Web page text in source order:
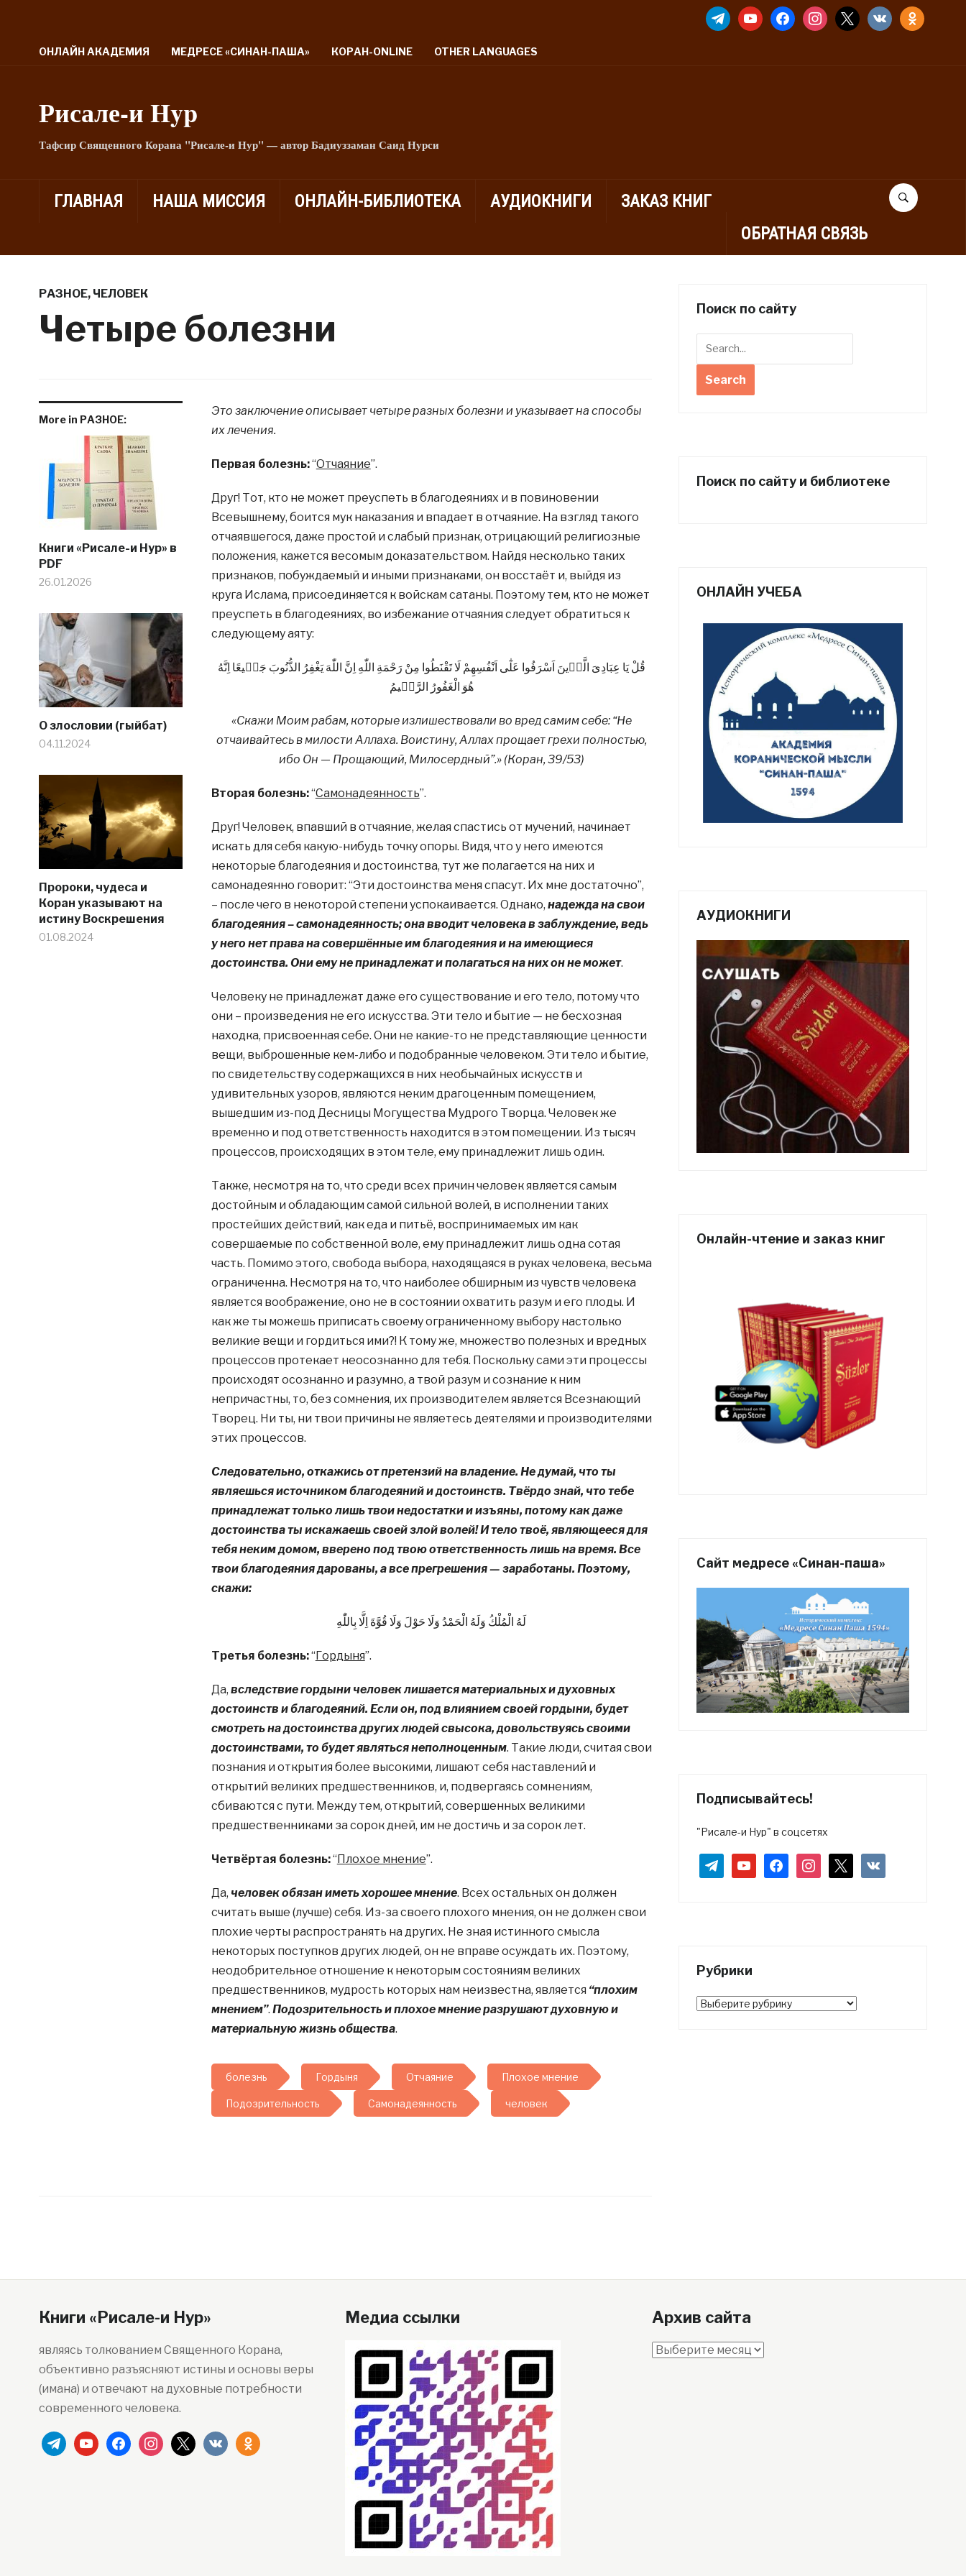
TELEGRAMYOUTUBEFACEBOOKINSTAGRAM
X VKONTAKTE
ОНЛАЙН АКАДЕМИЯ МЕДРЕСЕ «СИНАН-ПАША» КОРАН-ONLINE OTHER LANGUAGES
Рисале-и Hyp
Тафсир Священного Корана "Рисале-и Нур" — автор Бадиуззаман Саид Нурси
ГЛАВНАЯ НАША МИССИЯ ОНЛАЙН-БИБЛИОТЕКА АУДИОКНИГИ
ЗАКАЗ КНИГ
ОБРАТНАЯ СВЯЗЬ
РАЗНОЕ, ЧЕЛОВЕК
Четыре болезни
More in РАЗНОЕ:
Книги «Рисале-и Нур» в
PDF
26.01.2026
О злословии (гыйбат)
04.11.2024
Пророки, чудеса и
Коран указывают на
истину Воскрешения
01.08.2024
Это заключение описывает четыре разных болезни и указывает на способы
их лечения.
Первая болезнь:“Отчаяние”.
Друг! Тот, кто не может преуспеть в благодеяниях и в повиновении
Всевышнему, боится мук наказания и впадает в отчаяние. На взгляд такого
отчаявшегося, даже простой и слабый признак, отрицающий религиозные
положения, кажется весомым доказательством. Найдя несколько таких
признаков, побуждаемый и иными признаками, он восстаёт и, выйдя из
круга Ислама, присоединяется к войскам сатаны. Поэтому тем, кто не может
преуспеть в благодеяниях, во избежание отчаяния следует обратиться к
следующему аяту:
قُلْ يَا عِبَادِىَ الَّذٖينَ اَسْرَفُوا عَلٰٓى اَنْفُسِهِمْ لَا تَقْنَطُوا مِنْ رَحْمَةِ اللّٰهِ اِنَّ اللّٰهَ يَغْفِرُ الذُّنُوبَ جَمٖيعًا اِنَّهُ
هُوَ الْغَفُورُ الرَّحٖيمُ
«Скажи Моим рабам, которые излишествовали во вред самим себе: “Не
отчаивайтесь в милости Аллаха. Воистину, Аллах прощает грехи полностью,
ибо Он — Прощающий, Милосердный”.» (Коран, 39/53)
Вторая болезнь:“Самонадеянность”.
Друг! Человек, впавший в отчаяние, желая спастись от мучений, начинает
искать для себя какую-нибудь точку опоры. Видя, что у него имеются
некоторые благодеяния и достоинства, тут же полагается на них и
самонадеянно говорит: “Эти достоинства меня спасут. Их мне достаточно”,
– после чего в некоторой степени успокаивается. Однако, надежда на свои
благодеяния – самонадеянность; она вводит человека в заблуждение, ведь
у него нет права на совершённые им благодеяния и на имеющиеся
достоинства. Они ему не принадлежат и полагаться на них он не может.
Человеку не принадлежат даже его существование и его тело, потому что
они – произведения не его искусства. Эти тело и бытие — не бесхозная
находка, присвоенная себе. Они не какие-то не представляющие ценности
вещи, выброшенные кем-либо и подобранные человеком. Эти тело и бытие,
по свидетельству содержащихся в них необычайных искусств и
удивительных узоров, являются неким драгоценным помещением,
вышедшим из-под Десницы Могущества Мудрого Творца. Человек же
временно и под ответственность находится в этом помещении. Из тысяч
процессов, происходящих в этом теле, ему принадлежит лишь один.
Также, несмотря на то, что среди всех причин человек является самым
достойным и обладающим самой сильной волей, в исполнении таких
простейших действий, как еда и питьё, воспринимаемых им как
совершаемые по собственной воле, ему принадлежит лишь одна сотая
часть. Помимо этого, свобода выбора, находящаяся в руках человека, весьма
ограниченна. Несмотря на то, что наиболее обширным из чувств человека
является воображение, оно не в состоянии охватить разум и его плоды. И
как же ты можешь приписать своему ограниченному выбору настолько
великие вещи и гордиться ими?! К тому же, множество полезных и вредных
процессов протекает неосознанно для тебя. Поскольку сами эти процессы
происходят осознанно и разумно, а твой разум и сознание к ним
непричастны, то, без сомнения, их производителем является Всезнающий
Творец. Ни ты, ни твои причины не являетесь деятелями и производителями
этих процессов.
Следовательно, откажись от претензий на владение. Не думай, что ты
являешься источником благодеяний и достоинств. Твёрдо знай, что тебе
принадлежат только лишь твои недостатки и изъяны, потому как даже
достоинства ты искажаешь своей злой волей! И тело твоё, являющееся для
тебя неким домом, вверено под твою ответственность лишь на время. Все
твои благодеяния дарованы, а все прегрешения — заработаны. Поэтому,
скажи:
لَهُ الْمُلْكُ وَلَهُ الْحَمْدُ وَلَا حَوْلَ وَلَا قُوَّةَ اِلَّا بِاللّٰهِ
Третья болезнь:“Гордыня”.
Да, вследствие гордыни человек лишается материальных и духовных
достоинств и благодеяний. Если он, под влиянием своей гордыни, будет
смотреть на достоинства других людей свысока, довольствуясь своими
достоинствами, то будет являться неполноценным. Такие люди, считая свои
познания и открытия более высокими, лишают себя наставлений и
открытий великих предшественников, и, подвергаясь сомнениям,
сбиваются с пути. Между тем, открытий, совершенных великими
предшественниками за сорок дней, им не достичь и за сорок лет.
Четвёртая болезнь:“Плохое мнение”.
Да, человек обязан иметь хорошее мнение. Всех остальных он должен
считать выше (лучше) себя. Из-за своего плохого мнения, он не должен свои
плохие черты распространять на других. Не зная истинного смысла
некоторых поступков других людей, он не вправе осуждать их. Поэтому,
неодобрительное отношение к некоторым состояниям великих
предшественников, мудрость которых нам неизвестна, является “плохим
мнением”. Подозрительность и плохое мнение разрушают духовную и
материальную жизнь общества.
болезнь Гордыня Отчаяние Плохое мнение
Подозрительность Самонадеянность человек
Поиск по сайту
Поиск по сайту и библиотеке
ОНЛАЙН УЧЕБА
АУДИОКНИГИ
Онлайн-чтение и заказ книг
Сайт медресе «Синан-паша»
Подписывайтесь!
"Рисале-и Нур" в соцсетях
telegramyoutubefacebookinstagram vkontakte
Рубрики
Рубрики
Книги «Рисале-и Нур»
являясь толкованием Священного Корана,
объективно разъясняют истины и основы веры
(имана) и отвечают на духовные потребности
современного человека.
telegramyoutubefacebookinstagram
x vkontakteodnoklassniki
Медиа ссылки Архив сайта
Архив